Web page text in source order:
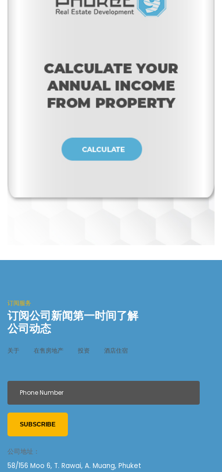
订阅服务
订阅公司新闻第一时间了解
公司动态
关于 在售房地产 投资 酒店住宿
SUBSCRIBE
公司地址：
58/156 Moo 6, T. Rawai, A. Muang, Phuket